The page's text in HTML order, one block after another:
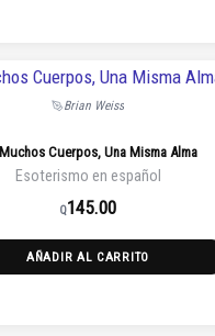
Brian Weiss
Muchos Cuerpos, Una Misma Alma
Esoterismo en español
Q145.00
AÑADIR AL CARRITO